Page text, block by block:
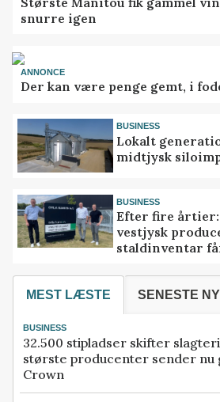
snurre igen
ANNONCE
Der kan være penge gemt, i
BUSINESS
Lokalt
midtjysk
BUSINESS
Efter fire
vestjysk
staldinventar
MEST LÆSTE SENESTE
BUSINESS
32.500 stipladser skifter
største producenter sender nu
Crown